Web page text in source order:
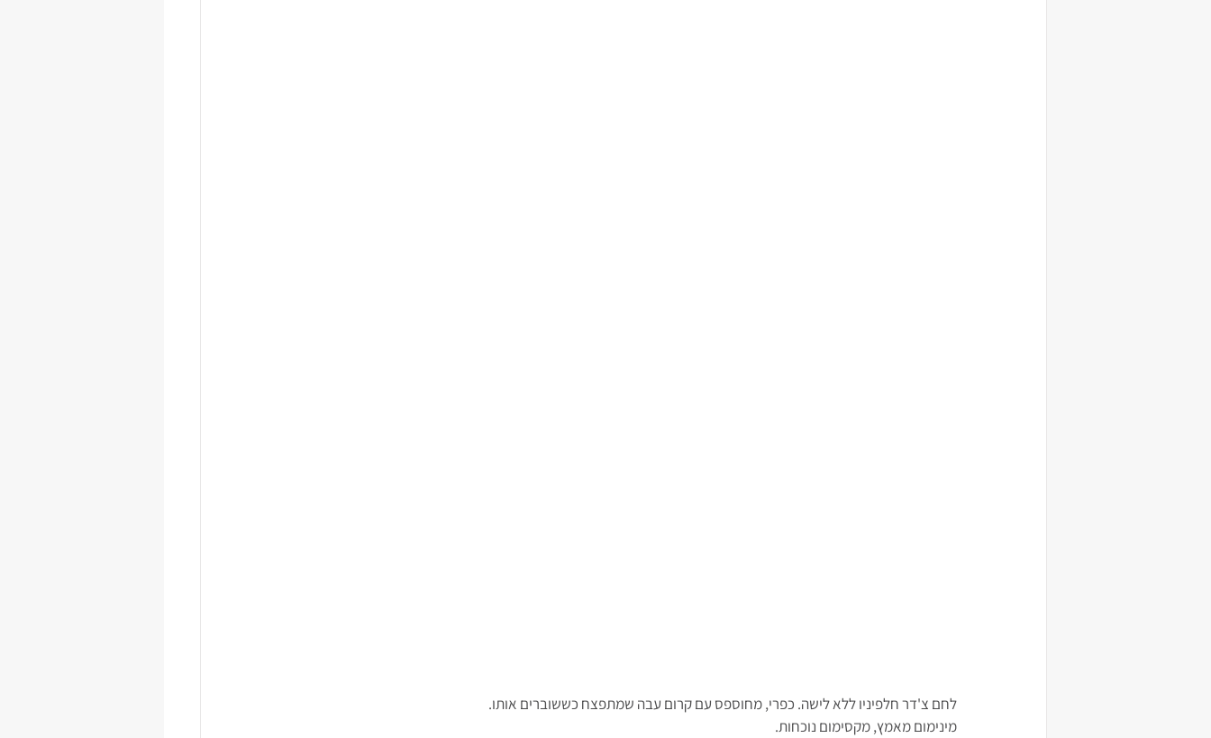
לחם צ'דר חלפיניו ללא לישה. כפרי, מחוספס עם קרום עבה שמתפצח כששוברים אותו.
מינימום מאמץ, מקסימום נוכחות.